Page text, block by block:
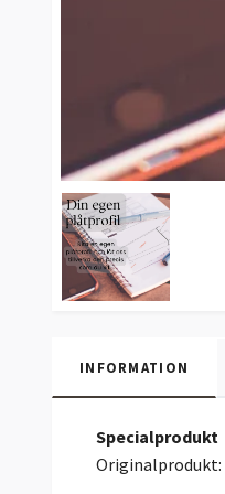
INFORMATION
Specialprodukt
Originalprodukt: